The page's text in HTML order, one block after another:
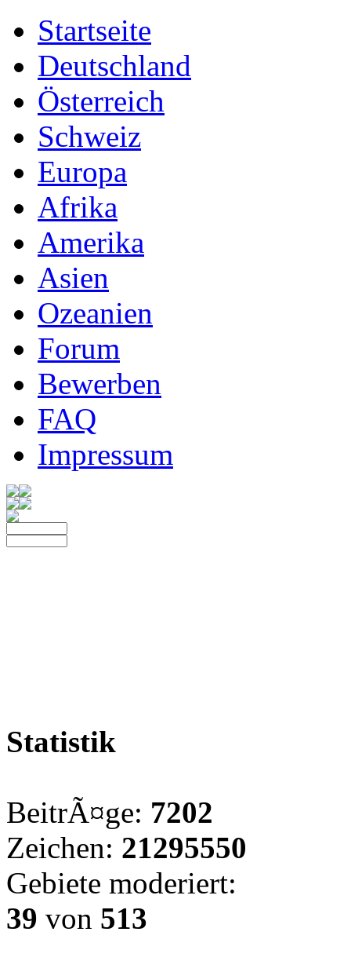
Startseite
Deutschland
Österreich
Schweiz
Europa
Afrika
Amerika
Asien
Ozeanien
Forum
Bewerben
FAQ
Impressum
Statistik
BeitrÃ¤ge: 7202
Zeichen: 21295550
Gebiete moderiert:
39 von 513